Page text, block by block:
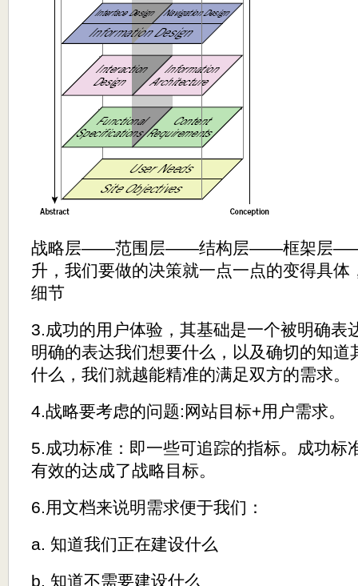
战略层——范围层——结构层——框架层——
升，我们要做的决策就一点一点的变得具体
细节
3.成功的用户体验，其基础是一个被明确表
明确的表达我们想要什么，以及确切的知道
什么，我们就越能精准的满足双方的需求。
4.战略要考虑的问题:网站目标+用户需求。
5.成功标准：即一些可追踪的指标。成功标
有效的达成了战略目标。
6.用文档来说明需求便于我们：
a. 知道我们正在建设什么
b. 知道不需要建设什么